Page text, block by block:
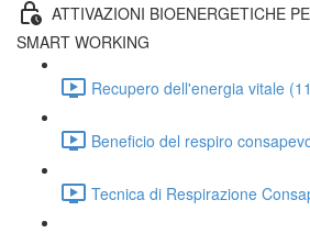
ATTIVAZIONI BIOENERGETICHE
SMART WORKING
Recupero dell'energia vitale
Beneficio del respiro
Tecnica di Respirazione